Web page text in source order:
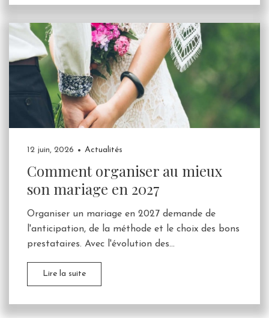
12 juin, 2026 Actualités
Comment organiser au mieux
son mariage en 2027
Organiser un mariage en 2027 demande de
l'anticipation, de la méthode et le choix des bons
prestataires. Avec l'évolution des...
Lire la suite